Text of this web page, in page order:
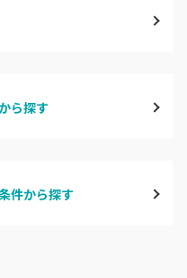
ら探す
件から探す